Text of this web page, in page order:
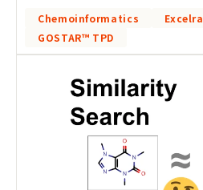
Chemoinformatics Excelra
GOSTAR™ TPD